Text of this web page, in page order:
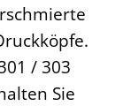
/ 303
Sie